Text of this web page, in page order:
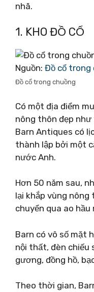
nhã.
1. KHO ĐỒ CỔ
Nguồn: Đồ cổ trong
Đồ cổ trong chuồng
Có một địa điểm
nông thôn đẹp như
Barn Antiques có
thành lập bởi một
nước Anh.
Hơn 50 năm sau,
lại khắp vùng
chuyển qua ao
Barn có vô số mặt
nội thất, đèn chiếu
gương, đồng hồ,
Theo thời gian,